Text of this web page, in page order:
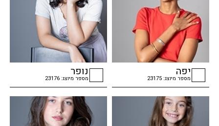
checkbox
יפה
מספר מיוצג: 23175
checkbox
נופר
מספר מיוצג: 23176